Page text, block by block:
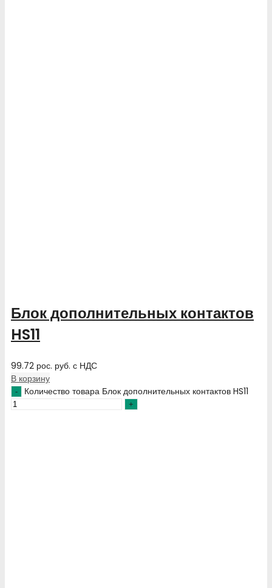
Блок дополнительных контактов
HS11
99.72 рос. руб. с НДС
В корзину
Количество товара Блок дополнительных контактов HS11